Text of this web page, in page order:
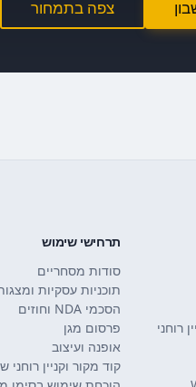
צפה בתמחור
רוחני
תרחישי שימוש
סודות מסחריים
תוכניות עסקיות
הסכמי NDA וחוזים
פרסום מגן
אופנה ועיצוב
קוד מקור וקניין רוחני